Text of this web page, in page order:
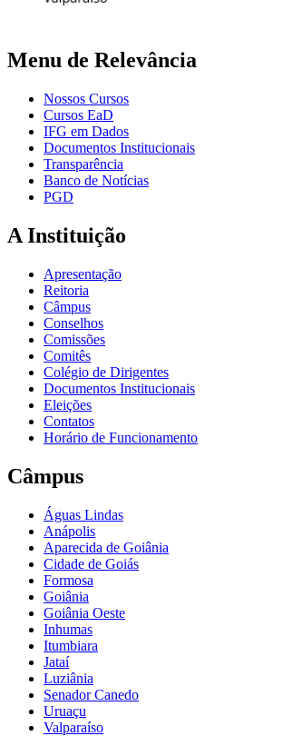
Menu de Relevância
Nossos Cursos
Cursos EaD
IFG em Dados
Documentos Institucionais
Transparência
Banco de Notícias
PGD
A Instituição
Apresentação
Reitoria
Câmpus
Conselhos
Comissões
Comitês
Colégio de Dirigentes
Documentos Institucionais
Eleições
Contatos
Horário de Funcionamento
Câmpus
Águas Lindas
Anápolis
Aparecida de Goiânia
Cidade de Goiás
Formosa
Goiânia
Goiânia Oeste
Inhumas
Itumbiara
Jataí
Luziânia
Senador Canedo
Uruaçu
Valparaíso